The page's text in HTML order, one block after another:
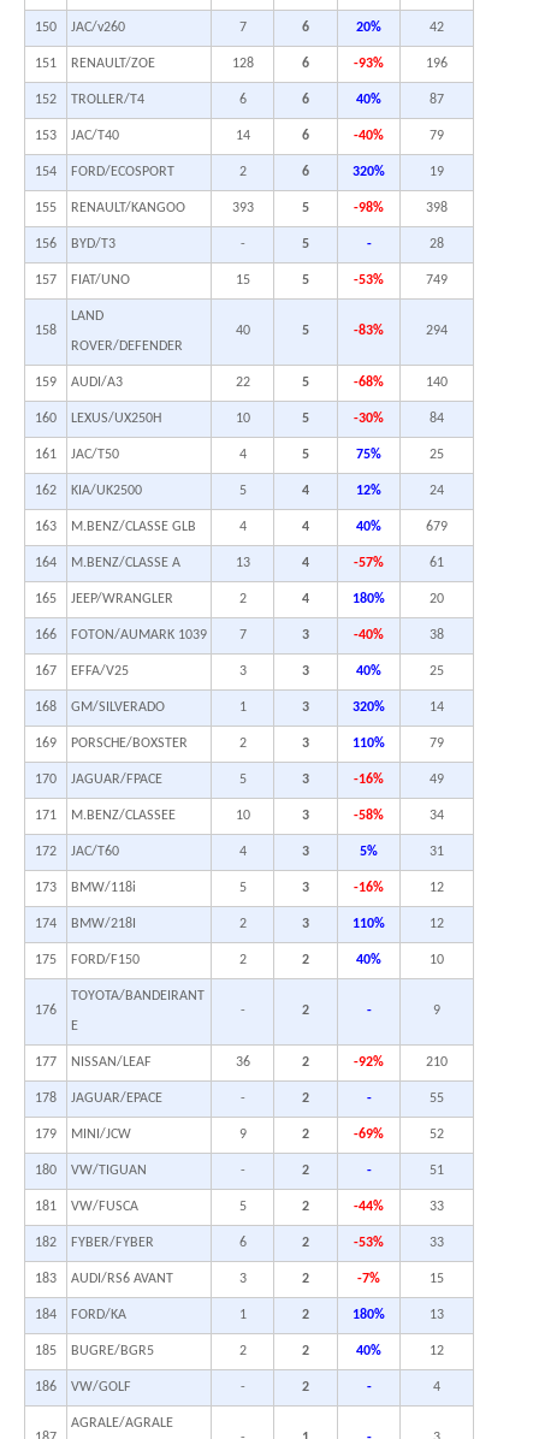
150 JAC/v260 7 6 20% 42
151 RENAULT/ZOE 128 6 -93% 196
152 TROLLER/T4 6 6 40% 87
153 JAC/T40 14 6 -40% 79
154 FORD/ECOSPORT 2 6 320% 19
155 RENAULT/KANGOO 393 5 -98% 398
156 BYD/T3 - 5 - 28
157 FIAT/UNO 15 5 -53% 749
158
LAND
ROVER/DEFENDER
40 5 -83% 294
159 AUDI/A3 22 5 -68% 140
160 LEXUS/UX250H 10 5 -30% 84
161 JAC/T50 4 5 75% 25
162 KIA/UK2500 5 4 12% 24
163 M.BENZ/CLASSE GLB 4 4 40% 679
164 M.BENZ/CLASSE A 13 4 -57% 61
165 JEEP/WRANGLER 2 4 180% 20
166 FOTON/AUMARK 1039 7 3 -40% 38
167 EFFA/V25 3 3 40% 25
168 GM/SILVERADO 1 3 320% 14
169 PORSCHE/BOXSTER 2 3 110% 79
170 JAGUAR/FPACE 5 3 -16% 49
171 M.BENZ/CLASSEE 10 3 -58% 34
172 JAC/T60 4 3 5% 31
173 BMW/118i 5 3 -16% 12
174 BMW/218I 2 3 110% 12
175 FORD/F150 2 2 40% 10
176
TOYOTA/BANDEIRANT
E
- 2 - 9
177 NISSAN/LEAF 36 2 -92% 210
178 JAGUAR/EPACE - 2 - 55
179 MINI/JCW 9 2 -69% 52
180 VW/TIGUAN - 2 - 51
181 VW/FUSCA 5 2 -44% 33
182 FYBER/FYBER 6 2 -53% 33
183 AUDI/RS6 AVANT 3 2 -7% 15
184 FORD/KA 1 2 180% 13
185 BUGRE/BGR5 2 2 40% 12
186 VW/GOLF - 2 - 4
AGRALE/AGRALE